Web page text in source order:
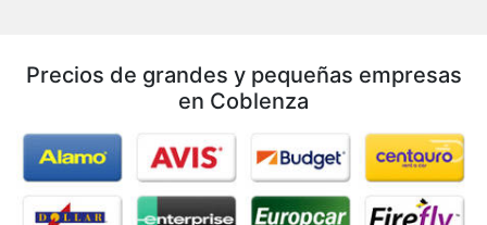
Precios de grandes y pequeñas empresas
en Coblenza